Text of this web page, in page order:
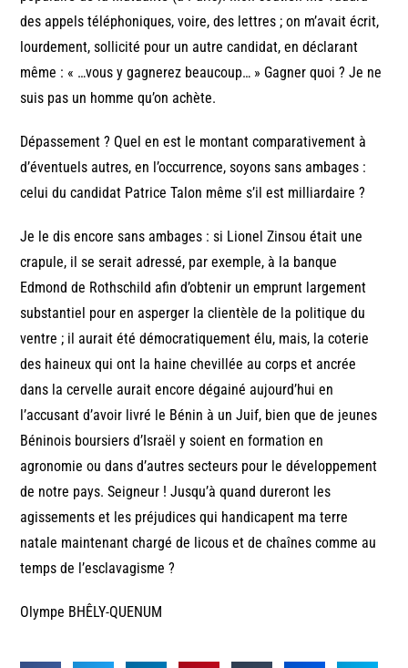
des appels téléphoniques, voire, des lettres ; on m’avait écrit,
lourdement, sollicité pour un autre candidat, en déclarant
même : « …vous y gagnerez beaucoup… » Gagner quoi ? Je ne
suis pas un homme qu’on achète.
Dépassement ? Quel en est le montant comparativement à
d’éventuels autres, en l’occurrence, soyons sans ambages :
celui du candidat Patrice Talon même s’il est milliardaire ?
Je le dis encore sans ambages : si Lionel Zinsou était une
crapule, il se serait adressé, par exemple, à la banque
Edmond de Rothschild afin d’obtenir un emprunt largement
substantiel pour en asperger la clientèle de la politique du
ventre ; il aurait été démocratiquement élu, mais, la coterie
des haineux qui ont la haine chevillée au corps et ancrée
dans la cervelle aurait encore dégainé aujourd’hui en
l’accusant d’avoir livré le Bénin à un Juif, bien que de jeunes
Béninois boursiers d’Israël y soient en formation en
agronomie ou dans d’autres secteurs pour le développement
de notre pays. Seigneur ! Jusqu’à quand dureront les
agissements et les préjudices qui handicapent ma terre
natale maintenant chargé de licous et de chaînes comme au
temps de l’esclavagisme ?
Olympe BHÊLY-QUENUM